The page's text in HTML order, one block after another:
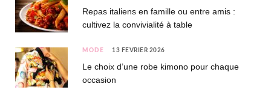
Repas italiens en famille ou entre amis :
cultivez la convivialité à table
MODE 13 FÉVRIER 2026
Le choix d’une robe kimono pour chaque
occasion